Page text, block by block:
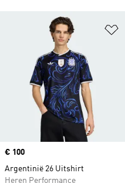
Price
€ 100
Argentinië 26 Uitshirt
Heren Performance